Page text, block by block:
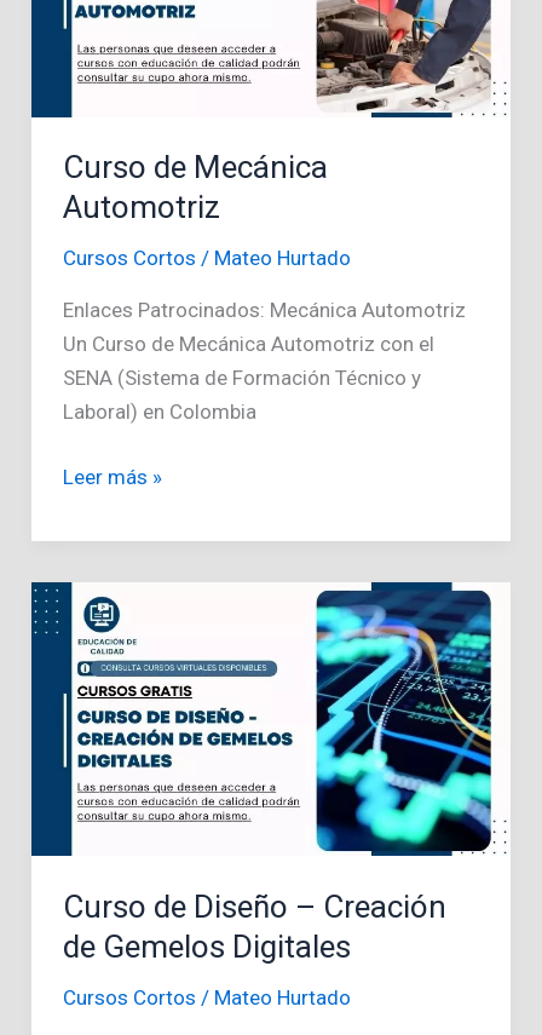
Curso de Mecánica
Automotriz
Cursos Cortos / Mateo Hurtado
Enlaces Patrocinados: Mecánica Automotriz
Un Curso de Mecánica Automotriz con el
SENA (Sistema de Formación Técnico y
Laboral) en Colombia
Curso
Mecánica
Automotriz
Leer más »
Curso de Diseño – Creación
de Gemelos Digitales
Cursos Cortos / Mateo Hurtado